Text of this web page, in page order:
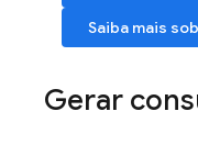
Saiba mais
Gerar